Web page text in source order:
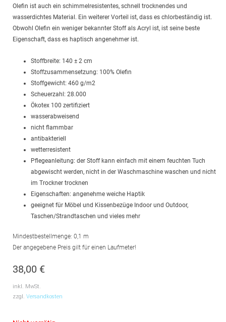
Olefin ist auch ein schimmelresistentes, schnell trocknendes und
wasserdichtes Material. Ein weiterer Vorteil ist, dass es chlorbeständig ist.
Obwohl Olefin ein weniger bekannter Stoff als Acryl ist, ist seine beste
Eigenschaft, dass es haptisch angenehmer ist.
Stoffbreite: 140 ± 2 cm
Stoffzusammensetzung: 100% Olefin
Stoffgewicht: 460 g/m2
Scheuerzahl: 28.000
Ökotex 100 zertifiziert
wasserabweisend
nicht flammbar
antibakteriell
wetterresistent
Pflegeanleitung: der Stoff kann einfach mit einem feuchten Tuch
abgewischt werden, nicht in der Waschmaschine waschen und nicht
im Trockner trocknen
Eigenschaften: angenehme weiche Haptik
geeignet für Möbel und Kissenbezüge Indoor und Outdoor,
Taschen/Strandtaschen und vieles mehr
Mindestbestellmenge: 0,1 m
Der angegebene Preis gilt für einen Laufmeter!
38,00 €
inkl. MwSt.
zzgl. Versandkosten